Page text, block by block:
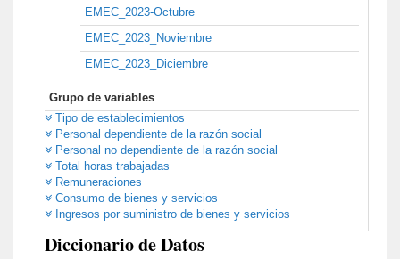
EMEC_2023-Octubre
EMEC_2023_Noviembre
EMEC_2023_Diciembre
Grupo de variables
Tipo de establecimientos
Personal dependiente de la razón social
Personal no dependiente de la razón social
Total horas trabajadas
Remuneraciones
Consumo de bienes y servicios
Ingresos por suministro de bienes y servicios
Diccionario de Datos